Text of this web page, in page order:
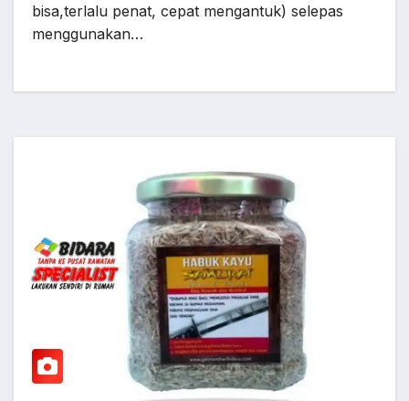
bisa,terlalu penat, cepat mengantuk) selepas
menggunakan…